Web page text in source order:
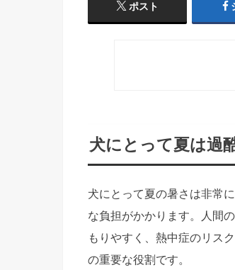
ポスト
犬にとって夏は過
犬にとって夏の暑さは非常
な負担がかかります。人間
もりやすく、熱中症のリス
の重要な役割です。